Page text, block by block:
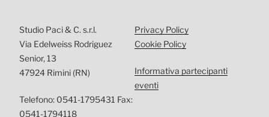
Studio Paci & C. s.r.l.
Via Edelweiss Rodriguez
Senior, 13
47924 Rimini (RN)
Telefono: 0541-1795431 Fax:
0541-1794118
Privacy Policy
Cookie Policy
Informativa partecipanti
eventi